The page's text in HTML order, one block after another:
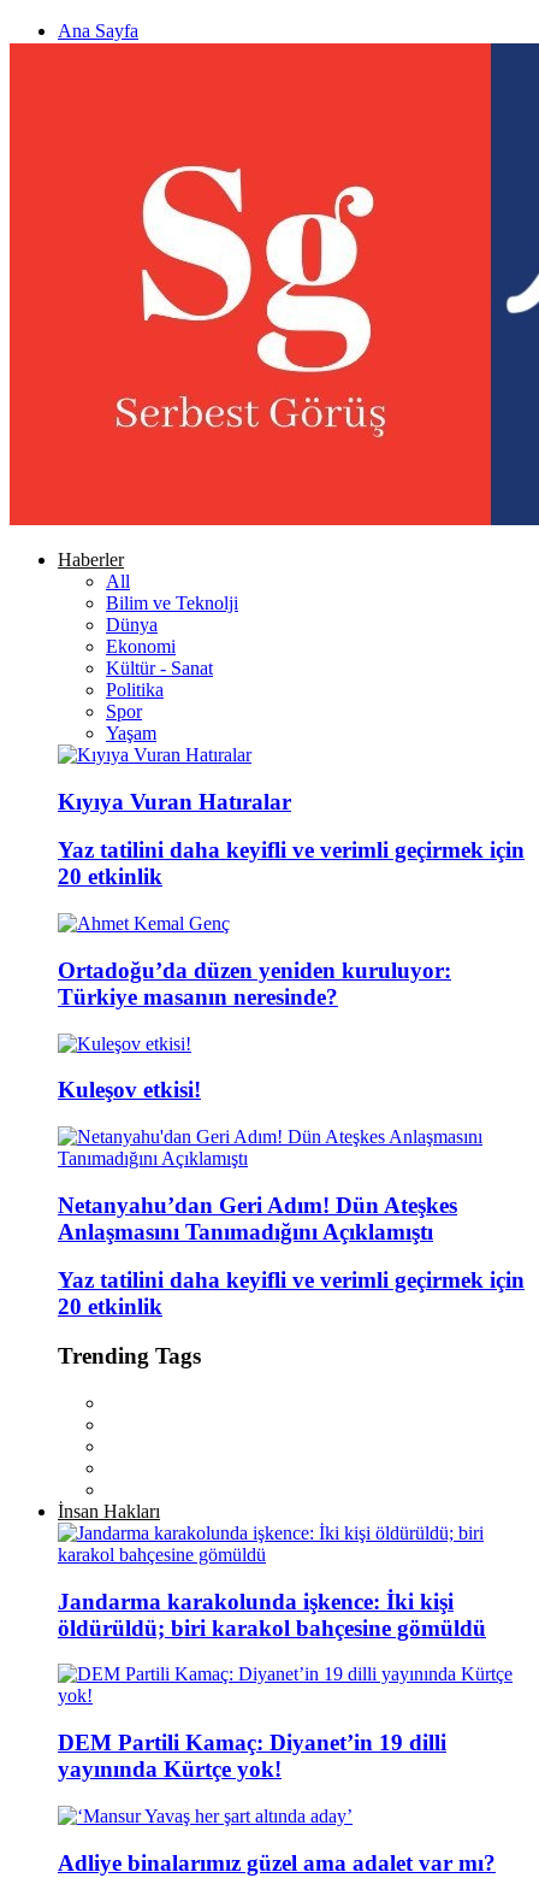
Ana Sayfa
Haberler
All
Bilim ve Teknolji
Dünya
Ekonomi
Kültür - Sanat
Politika
Spor
Yaşam
Kıyıya Vuran Hatıralar
Yaz tatilini daha keyifli ve verimli geçirmek için
20 etkinlik
Ortadoğu’da düzen yeniden kuruluyor:
Türkiye masanın neresinde?
Kuleşov etkisi!
Netanyahu’dan Geri Adım! Dün Ateşkes
Anlaşmasını Tanımadığını Açıklamıştı
Yaz tatilini daha keyifli ve verimli geçirmek için
20 etkinlik
Trending Tags
İnsan Hakları
Jandarma karakolunda işkence: İki kişi
öldürüldü; biri karakol bahçesine gömüldü
DEM Partili Kamaç: Diyanet’in 19 dilli
yayınında Kürtçe yok!
Adliye binalarımız güzel ama adalet var mı?